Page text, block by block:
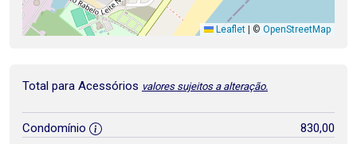
Leaflet © OpenStreetMap
Total para Acessórios valores sujeitos a alteração.
Condomínio
830,00